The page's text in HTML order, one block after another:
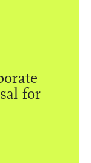
for